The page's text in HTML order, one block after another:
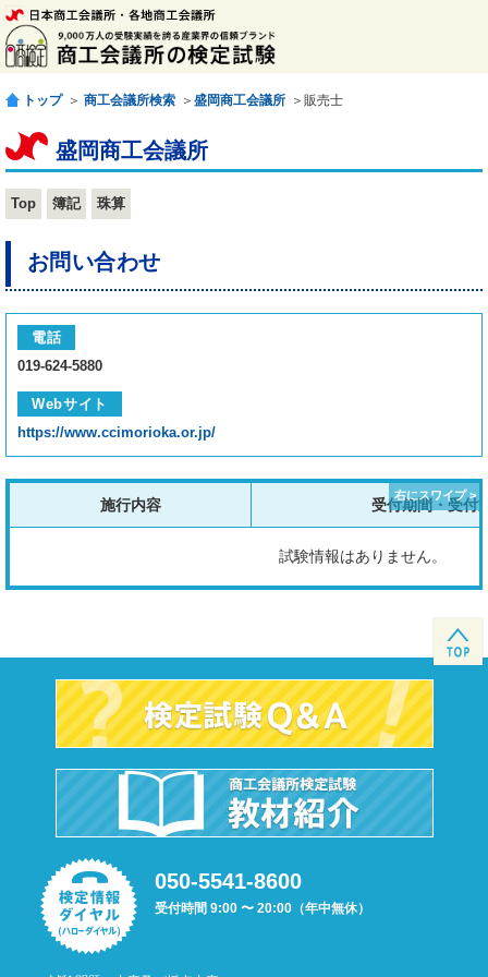
トップ ＞ 商工会議所検索 ＞ 盛岡商工会議所 ＞販売士
盛岡商工会議所
Top 簿記 珠算
お問い合わせ
電話
019-624-5880
Webサイト
https://www.ccimorioka.or.jp/
施行内容 受付期間・受付
試験情報はありません。
050-5541-8600
受付時間 9:00 〜 20:00（年中無休）